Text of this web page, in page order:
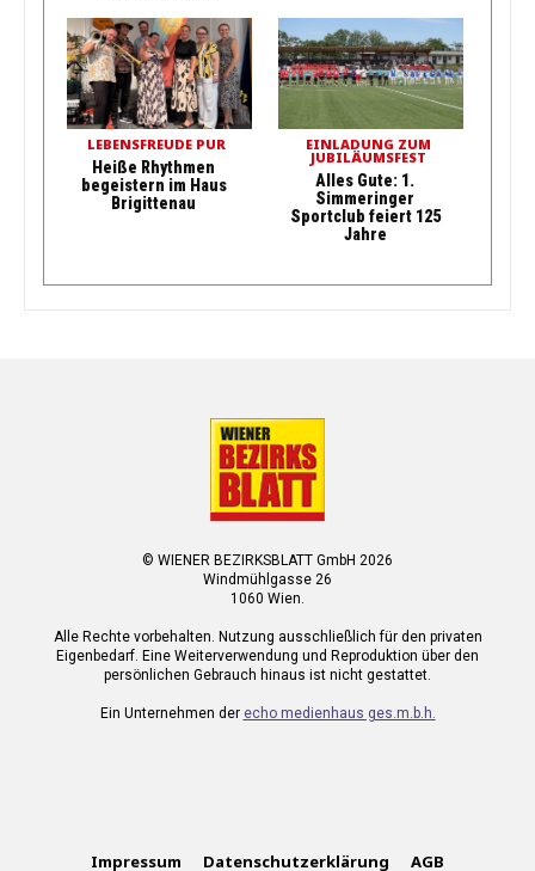
LEBENSFREUDE PUR
Heiße Rhythmen
begeistern im Haus
Brigittenau
EINLADUNG ZUM
JUBILÄUMSFEST
Alles Gute: 1.
Simmeringer
Sportclub feiert 125
Jahre
© WIENER BEZIRKSBLATT GmbH 2026
Windmühlgasse 26
1060 Wien.
Alle Rechte vorbehalten. Nutzung ausschließlich für den privaten
Eigenbedarf. Eine Weiterverwendung und Reproduktion über den
persönlichen Gebrauch hinaus ist nicht gestattet.
Ein Unternehmen der echo medienhaus ges.m.b.h.
Impressum Datenschutzerklärung AGB